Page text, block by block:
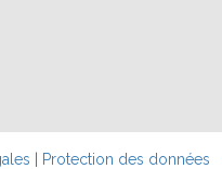
Protection des données